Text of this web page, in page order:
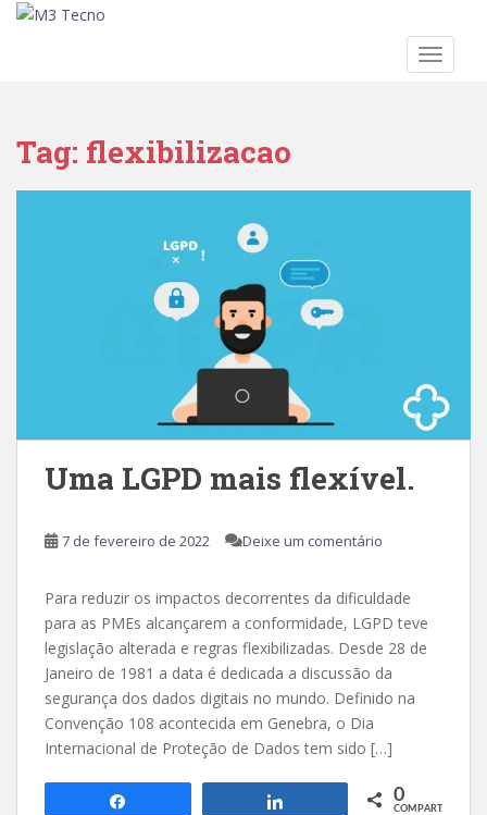
Tag: flexibilizacao
Uma LGPD mais flexível.
7 de fevereiro de 2022 Deixe um comentário
Para reduzir os impactos decorrentes da dificuldade
para as PMEs alcançarem a conformidade, LGPD teve
legislação alterada e regras flexibilizadas. Desde 28 de
Janeiro de 1981 a data é dedicada a discussão da
segurança dos dados digitais no mundo. Definido na
Convenção 108 acontecida em Genebra, o Dia
Internacional de Proteção de Dados tem sido […]
Compartilhar 0
COMPART.